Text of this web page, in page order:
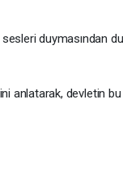
duymasından
anlatarak, devletin bu